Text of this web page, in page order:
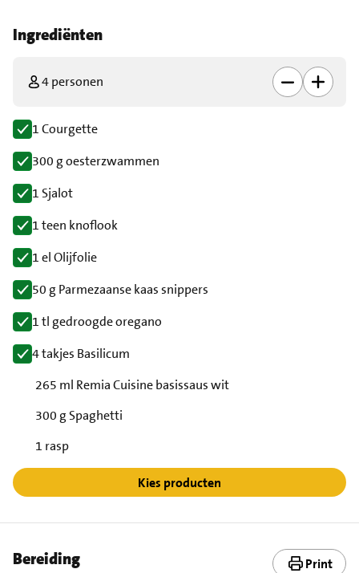
Ingrediënten
4 personen
1 Courgette
300 g oesterzwammen
1 Sjalot
1 teen knoflook
1 el Olijfolie
50 g Parmezaanse kaas snippers
1 tl gedroogde oregano
4 takjes Basilicum
265 ml Remia Cuisine basissaus wit
300 g Spaghetti
1 rasp
Kies producten
Bereiding Print